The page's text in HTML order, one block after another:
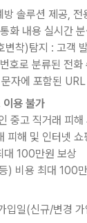
솔루션 제공, 전
화 내용 실시간
착)탐지 : 고객
호로 분류된 전화
자에 포함된 URL
용 불가
중고 직거래 피
피해 및 인터넷
대 100만원 보상
) 비용 최대 100
입일(신규/변경